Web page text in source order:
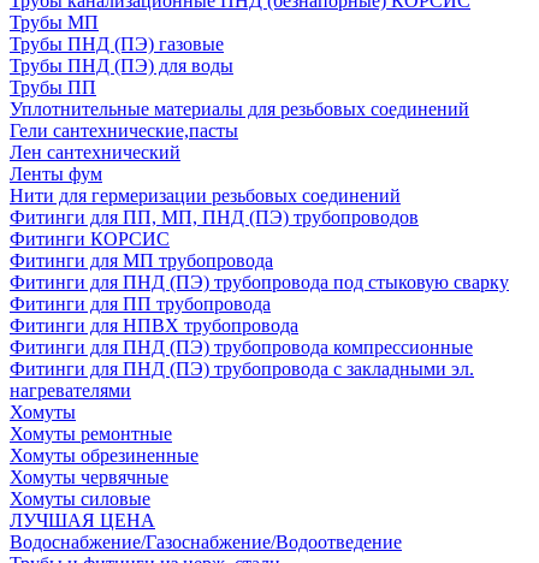
Трубы МП
Трубы ПНД (ПЭ) газовые
Трубы ПНД (ПЭ) для воды
Трубы ПП
Уплотнительные материалы для резьбовых соединений
Гели сантехнические,пасты
Лен сантехнический
Ленты фум
Нити для гермеризации резьбовых соединений
Фитинги для ПП, МП, ПНД (ПЭ) трубопроводов
Фитинги КОРСИС
Фитинги для МП трубопровода
Фитинги для ПНД (ПЭ) трубопровода под стыковую сварку
Фитинги для ПП трубопровода
Фитинги для НПВХ трубопровода
Фитинги для ПНД (ПЭ) трубопровода компрессионные
Фитинги для ПНД (ПЭ) трубопровода с закладными эл.
нагревателями
Хомуты
Хомуты ремонтные
Хомуты обрезиненные
Хомуты червячные
Хомуты силовые
ЛУЧШАЯ ЦЕНА
Водоснабжение/Газоснабжение/Водоотведение